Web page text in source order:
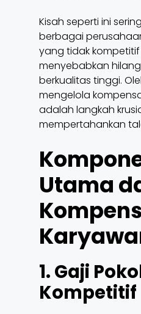
Kisah seperti ini
berbagai
yang tidak
menyebabkan
berkualitas tinggi.
mengelola
adalah langkah
mempertahankan
Utama
1. Gaji
Kompetitif